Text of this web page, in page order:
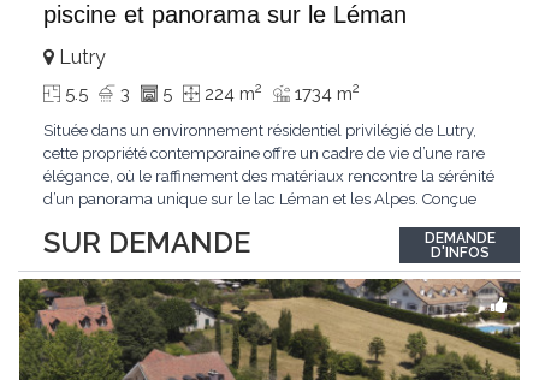
piscine et panorama sur le Léman
SUR DEMANDE
Lutry
5.5 3 5 224 m2 1734 m2
Située dans un environnement résidentiel privilégié de Lutry,
cette propriété contemporaine offre un cadre de vie d’une rare
élégance, où le raffinement des matériaux rencontre la sérénité
d’un panorama unique sur le lac Léman et les Alpes. Conçue
distingue par ses espaces généreux et son atmosphère
résolument harmonieuse. Caractéristiques...
DEMANDE
D'INFOS